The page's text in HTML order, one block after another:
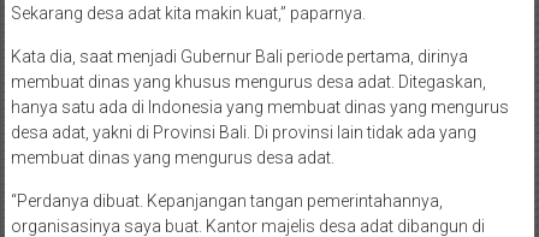
Sekarang desa adat kita makin kuat,” paparnya.
Kata dia, saat menjadi Gubernur Bali periode pertama, dirinya
membuat dinas yang khusus mengurus desa adat. Ditegaskan,
hanya satu ada di Indonesia yang membuat dinas yang mengurus
desa adat, yakni di Provinsi Bali. Di provinsi lain tidak ada yang
membuat dinas yang mengurus desa adat.
“Perdanya dibuat. Kepanjangan tangan pemerintahannya,
organisasinya saya buat. Kantor majelis desa adat dibangun di